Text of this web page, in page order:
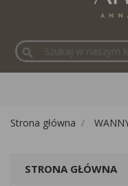
search
Strona główna
STRONA GŁÓWNA